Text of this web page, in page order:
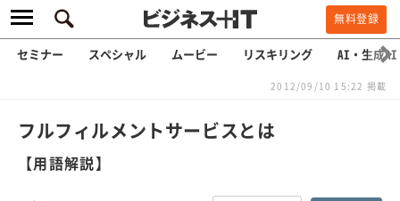
無料登録
セミナー スペシャル ムービー リスキリング AI・生成AI
2012/09/10 15:22 掲載
フルフィルメントサービスとは
【用語解説】